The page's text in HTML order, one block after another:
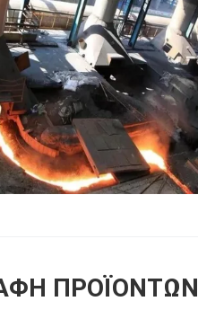
ΠΡΟΪΌΝΤΩΝ